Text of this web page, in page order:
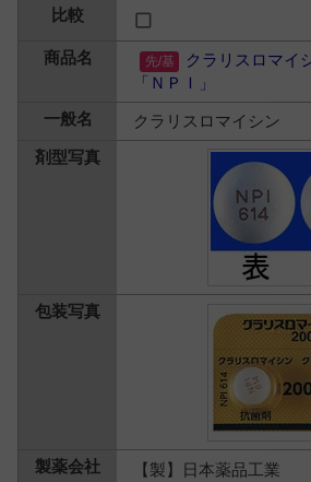
クラリスロマイ
「ＮＰＩ」
クラリスロマイシン
【製】日本薬品工業